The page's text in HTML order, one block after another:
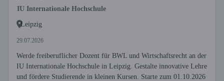
IU Internationale Hochschule
Leipzig
29.07.2026
Werde freiberuflicher Dozent für BWL und Wirtschaftsrecht an der
IU Internationale Hochschule in Leipzig. Gestalte innovative Lehre
und fördere Studierende in kleinen Kursen. Starte zum 01.10.2026